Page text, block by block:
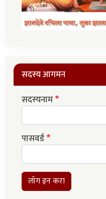
सदस्य आगमन
सदस्यनाम
पासवर्ड
लॉग इन करा